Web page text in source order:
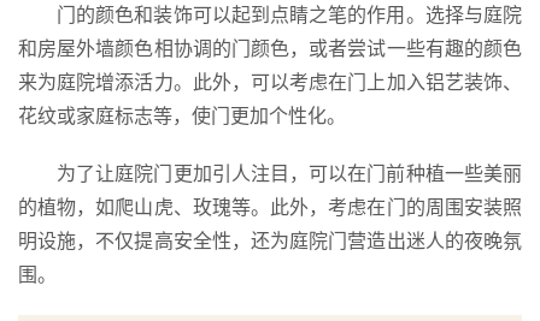
院
大
门
门
门
登录 注册
门的颜色和装饰可以起到点睛之笔的作用。选择与庭院
和房屋外墙颜色相协调的门颜色，或者尝试一些有趣的颜色
来为庭院增添活力。此外，可以考虑在门上加入铝艺装饰、
花纹或家庭标志等，使门更加个性化。
为了让庭院门更加引人注目，可以在门前种植一些美丽
的植物，如爬山虎、玫瑰等。此外，考虑在门的周围安装照
明设施，不仅提高安全性，还为庭院门营造出迷人的夜晚氛
围。